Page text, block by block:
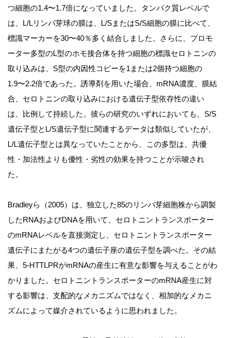
つ細胞の1.4〜1.7倍になっていました。タンパク質レベルで
は、L/Lリンパ芽球の膜は、L/SまたはS/S細胞の膜に比べて、
標識マーカーを30〜40％多く結合しました。さらに、プロモ
ーター多型のL型のホモ接合体を持つ細胞の標識セロトニンの
取り込みは、S型の内因性コピーを1または2個持つ細胞の
1.9〜2.2倍であった。誘導剤を用いた場合、mRNA濃度、膜結
合、セロトニンの取り込みにおける遺伝子型依存性の違い
は、比例して持続した。彼らの研究のいずれにおいても、S/S
遺伝子型とL/S遺伝子型に関連するデータは類似していたが、
L/L遺伝子型とは異なっていたことから、この多型は、共優
性・加法性よりも優性・劣性の効果を持つことが示唆され
た。
Bradleyら（2005）は、独立した85のリンパ芽細胞株から調製
したRNAおよびDNAを用いて、セロトニントランスポーター
のmRNAレベルを直接測定し、セロトニントランスポーター
遺伝子にまたがる4つの遺伝子座の遺伝子型を調べた。その結
果、5-HTTLPRがmRNAの産生に有意な影響を与えることがわ
かりました。セロトニントランスポーターのmRNA産生に対
する影響は、支配的なメカニズムではなく、相加的なメカニ
ズムによって媒介されているように思われました。